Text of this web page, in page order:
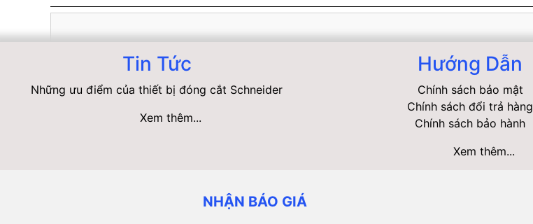
Tin Tức
Những ưu điểm của thiết bị đóng cắt Schneider
Xem thêm...
Hướng Dẫn
Chính sách bảo mật
Chính sách đổi trả hàng
Chính sách bảo hành
Xem thêm...
NHẬN BÁO GIÁ